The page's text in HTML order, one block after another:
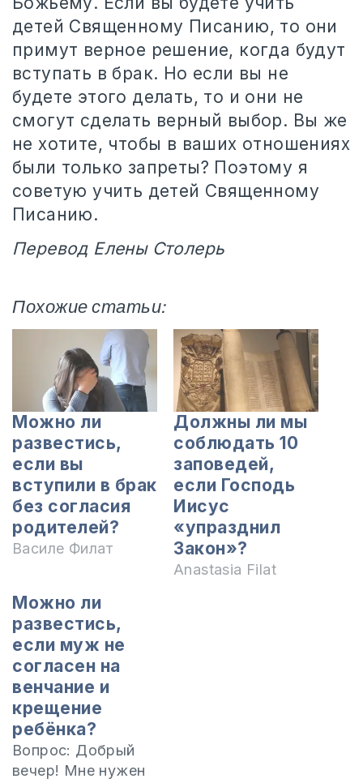
детей Священному Писанию, то они
примут верное решение, когда будут
вступать в брак. Но если вы не
будете этого делать, то и они не
смогут сделать верный выбор. Вы же
не хотите, чтобы в ваших отношениях
были только запреты? Поэтому я
советую учить детей Священному
Писанию.
Перевод Елены Столерь
Похожие статьи:
Можно ли
развестись,
если вы
вступили в брак
без согласия
родителей?
Василе Филат
Должны ли мы
соблюдать 10
заповедей,
если Господь
Иисус
«упразднил
Закон»?
Anastasia Filat
Можно ли
развестись,
если муж не
согласен на
венчание и
крещение
ребёнка?
Вопрос: Добрый
вечер! Мне нужен